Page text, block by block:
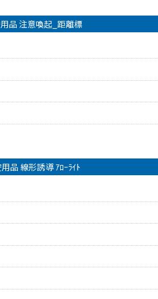
品 注意喚起_距離標
品 線形誘導 ｱﾛｰﾗｲﾄ